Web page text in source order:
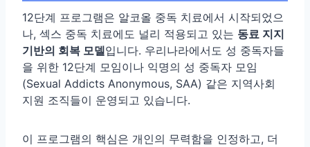
12단계 프로그램은 알코올 중독 치료에서 시작되었으
나, 섹스 중독 치료에도 널리 적용되고 있는 동료 지지
기반의 회복 모델입니다. 우리나라에서도 성 중독자들
을 위한 12단계 모임이나 익명의 성 중독자 모임
(Sexual Addicts Anonymous, SAA) 같은 지역사회
지원 조직들이 운영되고 있습니다.
이 프로그램의 핵심은 개인의 무력함을 인정하고, 더